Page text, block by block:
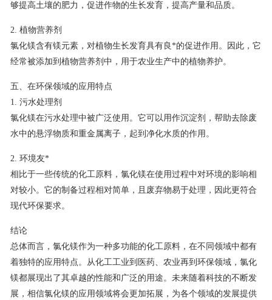
够提高土壤的肥力，促进作物的生长发育，提高产量和品质。
2. 植物营养剂
氯化镁含有镁元素，对植物生长发育具有良*的促进作用。因此，它
经常被添加到植物营养剂中，用于农业生产中的植物养护。
五、在环保领域的应用特点
1. 污水处理剂
氯化镁在污水处理中被广泛使用。它可以用作沉淀剂，帮助去除废
水中的悬浮物质和重金属离子，起到净化水质的作用。
2. 环境友*
相比于一些传统的化工原料，氯化镁在使用过程中对环境的影响相
对较小。它的制备过程相对简单，且废弃物易于处理，因此更符合
现代环保要求。
结论
总体而言，氯化镁作为一种多功能的化工原料，在不同领域中都有
着独特的应用特点。从化工工业到医药、农业再到环保领域，氯化
镁都展现出了其卓越的性能和广泛的用途。未来随着科技的不断发
展，相信氯化镁的应用领域将会更加拓展，为各个领域的发展提供